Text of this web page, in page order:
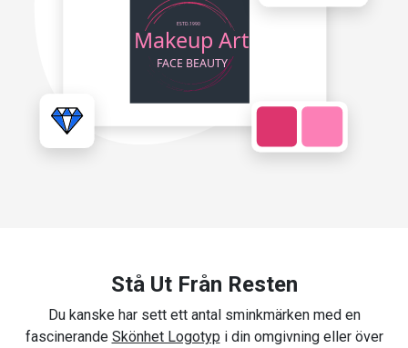
Stå Ut Från Resten
Du kanske har sett ett antal sminkmärken med en
fascinerande Skönhet Logotyp i din omgivning eller över